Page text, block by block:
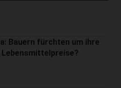
Bauern fürchten um ihre